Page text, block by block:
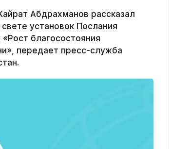
Абдрахманов рассказал
установок Послания
благосостояния
передает пресс-служба